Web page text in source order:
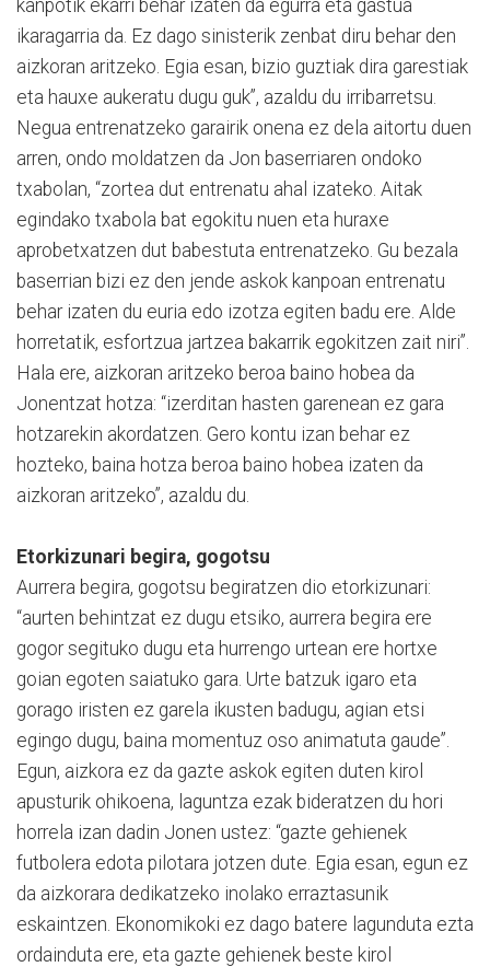
kanpotik ekarri behar izaten da egurra eta gastua
ikaragarria da. Ez dago sinisterik zenbat diru behar den
aizkoran aritzeko. Egia esan, bizio guztiak dira garestiak
eta hauxe aukeratu dugu guk”, azaldu du irribarretsu.
Negua entrenatzeko garairik onena ez dela aitortu duen
arren, ondo moldatzen da Jon baserriaren ondoko
txabolan, “zortea dut entrenatu ahal izateko. Aitak
egindako txabola bat egokitu nuen eta huraxe
aprobetxatzen dut babestuta entrenatzeko. Gu bezala
baserrian bizi ez den jende askok kanpoan entrenatu
behar izaten du euria edo izotza egiten badu ere. Alde
horretatik, esfortzua jartzea bakarrik egokitzen zait niri”.
Hala ere, aizkoran aritzeko beroa baino hobea da
Jonentzat hotza: “izerditan hasten garenean ez gara
hotzarekin akordatzen. Gero kontu izan behar ez
hozteko, baina hotza beroa baino hobea izaten da
aizkoran aritzeko”, azaldu du.
Etorkizunari begira, gogotsu
Aurrera begira, gogotsu begiratzen dio etorkizunari:
“aurten behintzat ez dugu etsiko, aurrera begira ere
gogor segituko dugu eta hurrengo urtean ere hortxe
goian egoten saiatuko gara. Urte batzuk igaro eta
gorago iristen ez garela ikusten badugu, agian etsi
egingo dugu, baina momentuz oso animatuta gaude”.
Egun, aizkora ez da gazte askok egiten duten kirol
apusturik ohikoena, laguntza ezak bideratzen du hori
horrela izan dadin Jonen ustez: “gazte gehienek
futbolera edota pilotara jotzen dute. Egia esan, egun ez
da aizkorara dedikatzeko inolako erraztasunik
eskaintzen. Ekonomikoki ez dago batere lagunduta ezta
ordainduta ere, eta gazte gehienek beste kirol